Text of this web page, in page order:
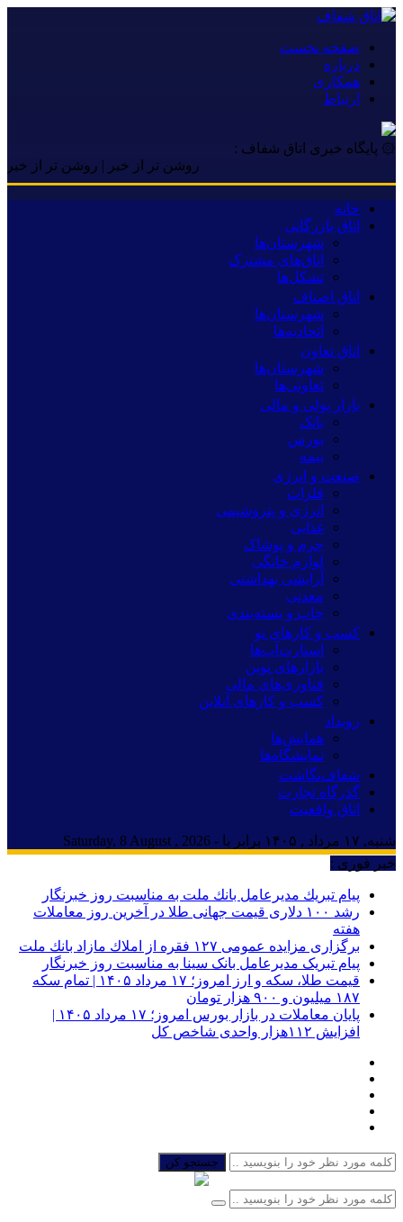
صفحه نخست
درباره
همکاری
ارتباط
۞ پایگاه خبری اتاق شفاف :
روشن تر از خبر | روشن تر از خبر |
خانه
اتاق بازرگانی
شهرستان‌ها
اتاق‌های مشترک
تشکل‌ها
اتاق اصناف
شهرستان‌ها
اتحادیه‌ها
اتاق تعاون
شهرستان‌ها
تعاونی‌ها
بازار پولی و مالی
بانک
بورس
بیمه
صنعت و انرژی
فلزات
انرژی و پتروشیمی
غذایی
چرم و پوشاک
لوازم خانگی
آرایشی بهداشتی
معدنی
چاپ و بسته‌بندی
کسب و کارهای نو
استارت‌آپ‌ها
بازارهای نوین
فناوری‌های مالی
کسب و کارهای آنلاین
رویداد
همایش‌ها
نمایشگاه‌ها
شفاف‌نگاشت
گذرگاه تجارت
اتاق واقعیت
شنبه, ۱۷ مرداد , ۱۴۰۵ برابر با - Saturday, 8 August , 2026
خبر فوری :
پیام تبریك مدیرعامل بانك ملت به مناسبت روز خبرنگار
رشد ۱۰۰ دلاری قیمت جهانی طلا در آخرین روز معاملات
هفته
برگزاری مزایده عمومی ۱۲۷ فقره از املاك مازاد بانك ملت
پیام تبریک مدیرعامل بانک سینا به مناسبت روز خبرنگار
قیمت طلا، سکه و ارز امروز؛ ۱۷ مرداد ۱۴۰۵ | تمام سکه
۱۸۷ میلیون و ۹۰۰ هزار تومان
پایان معاملات در بازار بورس امروز؛ ۱۷ مرداد ۱۴۰۵ |
افزایش ۱۱۲هزار واحدی شاخص کل
جستجو کن